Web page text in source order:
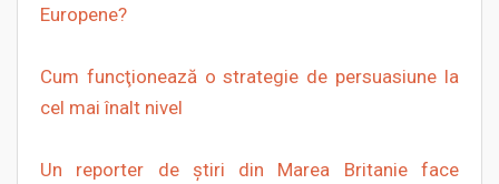
Europene?
Cum funcţionează o strategie de persuasiune la
cel mai înalt nivel
Un reporter de știri din Marea Britanie face